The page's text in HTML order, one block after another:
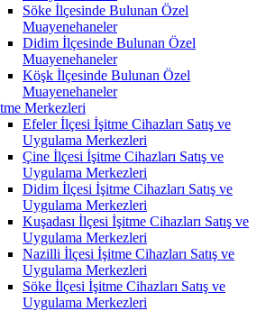
Söke İlçesinde Bulunan Özel
Muayenehaneler
Didim İlçesinde Bulunan Özel
Muayenehaneler
Köşk İlçesinde Bulunan Özel
Muayenehaneler
Merkezleri
Efeler İlçesi İşitme Cihazları Satış ve
Uygulama Merkezleri
Çine İlçesi İşitme Cihazları Satış ve
Uygulama Merkezleri
Didim İlçesi İşitme Cihazları Satış ve
Uygulama Merkezleri
Kuşadası İlçesi İşitme Cihazları Satış ve
Uygulama Merkezleri
Nazilli İlçesi İşitme Cihazları Satış ve
Uygulama Merkezleri
Söke İlçesi İşitme Cihazları Satış ve
Uygulama Merkezleri